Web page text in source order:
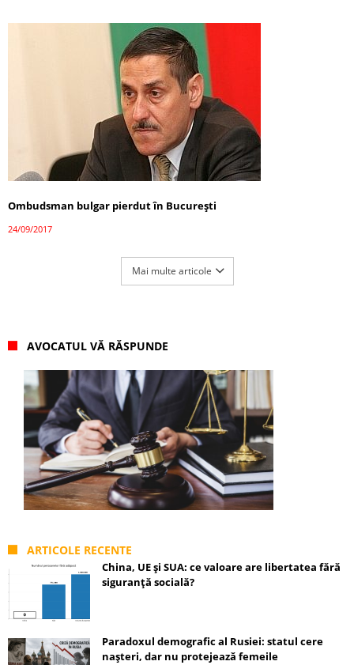
Ombudsman bulgar pierdut în București
24/09/2017
Mai multe articole
AVOCATUL VĂ RĂSPUNDE
ARTICOLE RECENTE
China, UE și SUA: ce valoare are libertatea fără
siguranță socială?
Paradoxul demografic al Rusiei: statul cere
nașteri, dar nu protejează femeile